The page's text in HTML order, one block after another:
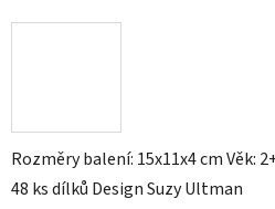
Rozměry balení: 15x11x4 cm Věk:
48 ks dílků Design Suzy Ultman